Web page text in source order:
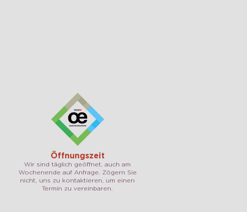
Öffnungszeit
Wir sind täglich geöffnet, auch am
Wochenende auf Anfrage. Zögern Sie
nicht, uns zu kontaktieren, um einen
Termin zu vereinbaren.